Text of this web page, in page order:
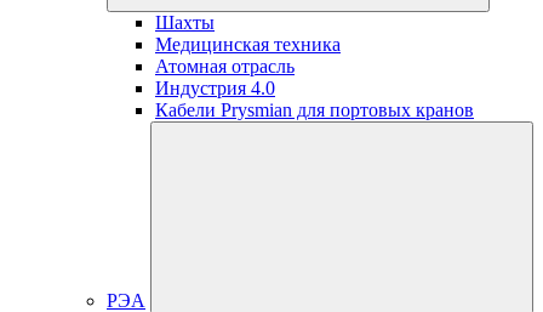
Шахты
Медицинская техника
Атомная отрасль
Индустрия 4.0
Кабели Prysmian для портовых кранов
РЭА